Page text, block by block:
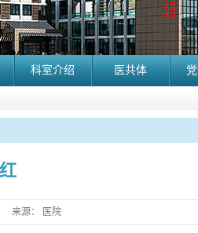
科室介绍 医共体
来源： 医院